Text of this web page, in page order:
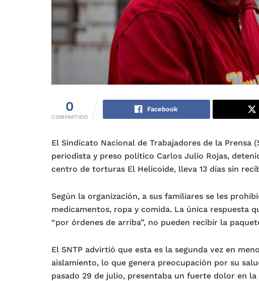
0
COMPARTIDO
Facebook
El Sindicato Nacional de Trabajadores de la Prensa
periodista y preso político Carlos Julio Rojas,
centro de torturas El Helicoide, lleva 13 días sin
Según la organización, a sus familiares se les
medicamentos, ropa y comida. La única respuesta
“por órdenes de arriba”, no pueden recibir la
El SNTP advirtió que esta es la segunda vez en
aislamiento, lo que genera preocupación por su
pasado 29 de julio, presentaba un fuerte dolor en